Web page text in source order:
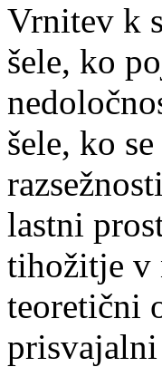
Vrnitev k
šele, ko
šele, ko
lastni
tihožitje v
teoretični